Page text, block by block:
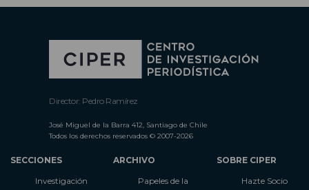
Director: Pedro Ramírez
José Miguel de la Barra 412, Santiago de Chile
Todos los derechos reservados © 2007-2026
SECCIONES
Investigación
ARCHIVO
Papeles de la
SOBRE CIPER
Hazte Socio